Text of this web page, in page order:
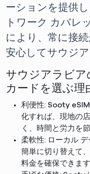
ーションを提供
トワーク カバレ
により、常に接
安心してサウジ
サウジアラビ
カードを選ぶ理
利便性: Sooty
化すれば、現地の
く、時間と労力を
柔軟性: ローカル
簡単に切り替えて
料金を確保できます